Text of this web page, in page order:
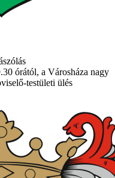
órától, a Városháza nagy
testületi ülés